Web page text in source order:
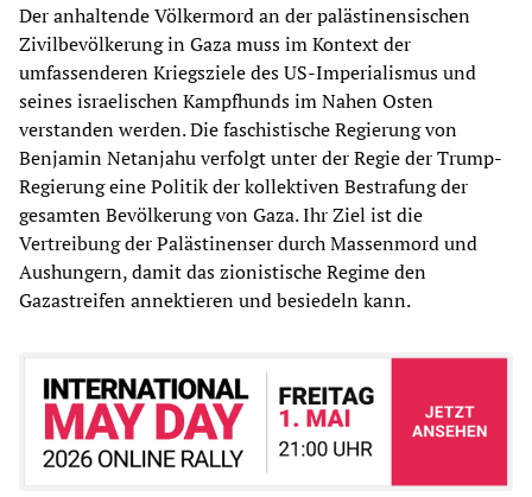
Der anhaltende Völkermord an der palästinensischen
Zivilbevölkerung in Gaza muss im Kontext der
umfassenderen Kriegsziele des US-Imperialismus und
seines israelischen Kampfhunds im Nahen Osten
verstanden werden. Die faschistische Regierung von
Benjamin Netanjahu verfolgt unter der Regie der Trump-
Regierung eine Politik der kollektiven Bestrafung der
gesamten Bevölkerung von Gaza. Ihr Ziel ist die
Vertreibung der Palästinenser durch Massenmord und
Aushungern, damit das zionistische Regime den
Gazastreifen annektieren und besiedeln kann.